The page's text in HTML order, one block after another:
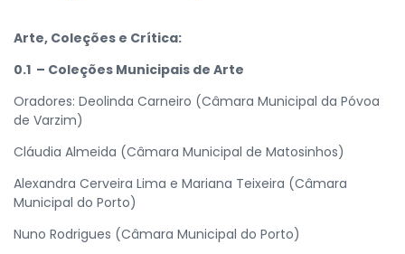
Arte, Coleções e Crítica:
0.1 – Coleções Municipais de Arte
Oradores: Deolinda Carneiro (Câmara Municipal da Póvoa
de Varzim)
Cláudia Almeida (Câmara Municipal de Matosinhos)
Alexandra Cerveira Lima e Mariana Teixeira (Câmara
Municipal do Porto)
Nuno Rodrigues (Câmara Municipal do Porto)